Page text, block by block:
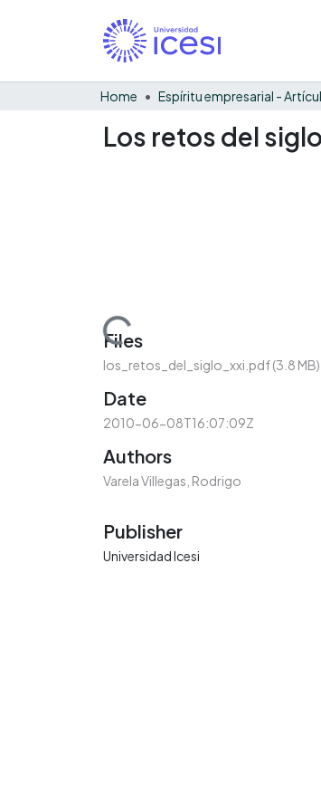
Home Espíritu empresarial -
Los retos del
Loading...
Files
los_retos_del_siglo_xxi.pdf(3.8 MB)
Date
2010-06-08T16:07:09Z
Authors
Varela Villegas, Rodrigo
Publisher
Universidad Icesi